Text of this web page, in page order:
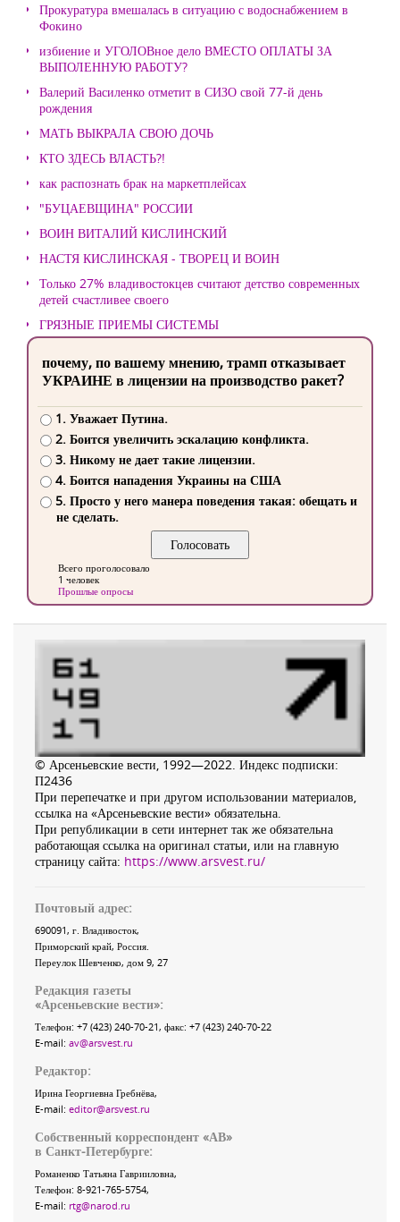
Прокуратура вмешалась в ситуацию с водоснабжением в
Фокино
избиение и УГОЛОВное дело ВМЕСТО ОПЛАТЫ ЗА
ВЫПОЛЕННУЮ РАБОТУ?
Валерий Василенко отметит в СИЗО свой 77-й день
рождения
МАТЬ ВЫКРАЛА СВОЮ ДОЧЬ
КТО ЗДЕСЬ ВЛАСТЬ?!
как распознать брак на маркетплейсах
"БУЦАЕВЩИНА" РОССИИ
ВОИН ВИТАЛИЙ КИСЛИНСКИЙ
НАСТЯ КИСЛИНСКАЯ - ТВОРЕЦ И ВОИН
Только 27% владивостокцев считают детство современных
детей счастливее своего
ГРЯЗНЫЕ ПРИЕМЫ СИСТЕМЫ
почему, по вашему мнению, трамп отказывает
УКРАИНЕ в лицензии на производство ракет?
1. Уважает Путина.
2. Боится увеличить эскалацию конфликта.
3. Никому не дает такие лицензии.
4. Боится нападения Украины на США
5. Просто у него манера поведения такая: обещать и
не сделать.
Всего проголосовало
1 человек
Прошлые опросы
© Арсеньевские вести, 1992—2022. Индекс подписки:
П2436
При перепечатке и при другом использовании материалов,
ссылка на «Арсеньевские вести» обязательна.
При републикации в сети интернет так же обязательна
работающая ссылка на оригинал статьи, или на главную
страницу сайта: https://www.arsvest.ru/
Почтовый адрес:
690091, г. Владивосток,
Приморский край, Россия
Переулок Шевченко, дом 9, 27
Редакция газеты
«Арсеньевские вести»:
Телефон: +7 (423) 240-70-21, факс: +7 (423) 240-70-22
E-mail: av@arsvest.ru
Редактор:
Ирина Георгиевна Гребнёва,
E-mail: editor@arsvest.ru
Собственный корреспондент «АВ»
в Санкт-Петербурге:
Романенко Татьяна Гаврииловна,
Телефон: 8-921-765-5754,
E-mail: rtg@narod.ru